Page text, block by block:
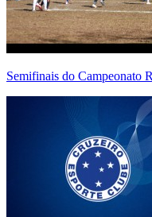
Semifinais do Campeonato